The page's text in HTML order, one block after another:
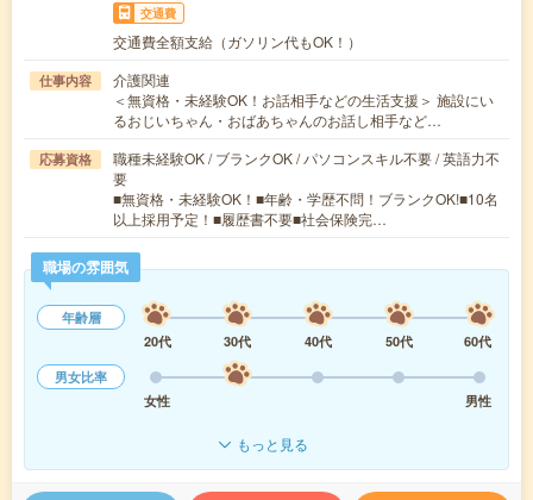
交通費
交通費全額支給（ガソリン代もOK！）
仕事内容
介護関連
＜無資格・未経験OK！お話相手などの生活支援＞ 施設にい
るおじいちゃん・おばあちゃんのお話し相手など…
応募資格
職種未経験OK / ブランクOK / パソコンスキル不要 / 英語力不
要
■無資格・未経験OK！■年齢・学歴不問！ブランクOK!■10名
以上採用予定！■履歴書不要■社会保険完…
職場の雰囲気
年齢層
20代
30代 40代 50代
60代
男女比率
女性
男性
もっと見る